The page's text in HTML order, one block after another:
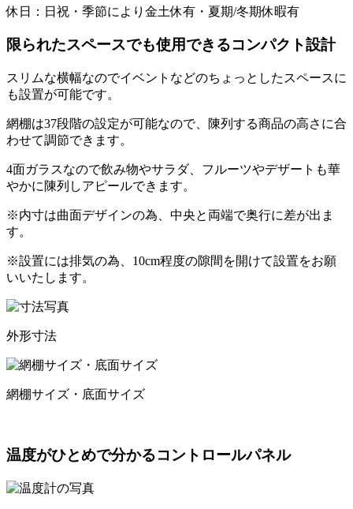
休日：日祝・季節により金土休有・夏期/冬期休暇有
限られたスペースでも使用できるコンパクト設計
スリムな横幅なのでイベントなどのちょっとしたスペースに
も設置が可能です。
網棚は37段階の設定が可能なので、陳列する商品の高さに合
わせて調節できます。
4面ガラスなので飲み物やサラダ、フルーツやデザートも華
やかに陳列しアピールできます。
※内寸は曲面デザインの為、中央と両端で奥行に差が出ま
す。
※設置には排気の為、10cm程度の隙間を開けて設置をお願
いいたします。
外形寸法
網棚サイズ・底面サイズ
温度がひとめで分かるコントロールパネル